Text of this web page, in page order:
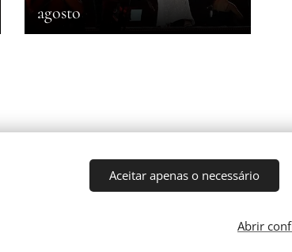
agosto
Cookies
Aceitar apenas o necessário
Abrir